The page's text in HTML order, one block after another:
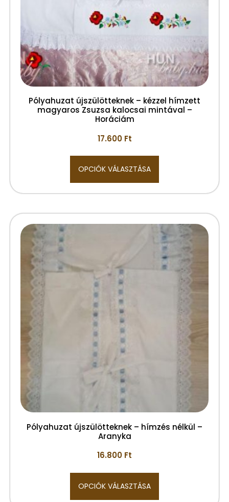
Pólyahuzat újszülötteknek – kézzel hímzett
magyaros Zsuzsa kalocsai mintával –
Horáciám
17.600 Ft
OPCIÓK VÁLASZTÁSA
Pólyahuzat újszülötteknek – hímzés nélkül –
Aranyka
16.800 Ft
OPCIÓK VÁLASZTÁSA